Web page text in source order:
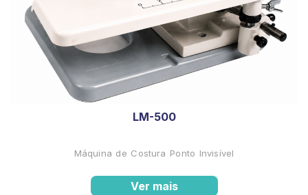
LM-500
Máquina de Costura Ponto Invisível
Ver mais